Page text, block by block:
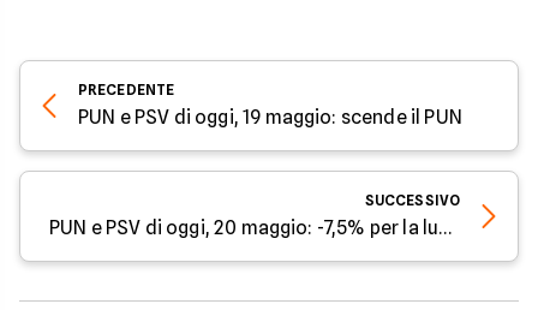
PRECEDENTE
PUN e PSV di oggi, 19 maggio: scende il PUN
SUCCESSIVO
PUN e PSV di oggi, 20 maggio: -7,5% per la luce ma sale il PSV